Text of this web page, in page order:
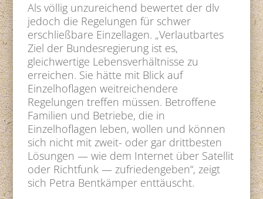
Als völlig unzureichend bewertet der dlv
jedoch die Regelungen für schwer
erschließbare Einzellagen. „Verlautbartes
Ziel der Bundesregierung ist es,
gleichwertige Lebensverhältnisse zu
erreichen. Sie hätte mit Blick auf
Einzelhoflagen weitreichendere
Regelungen treffen müssen. Betroffene
Familien und Betriebe, die in
Einzelhoflagen leben, wollen und können
sich nicht mit zweit- oder gar drittbesten
Lösungen — wie dem Internet über Satellit
oder Richtfunk — zufriedengeben“, zeigt
sich Petra Bentkämper enttäuscht.